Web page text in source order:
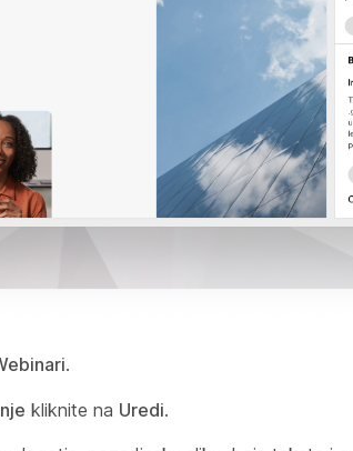
.
kliknite na Uredi.